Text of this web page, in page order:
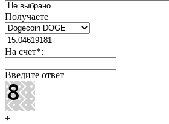
Получаете
На счет*:
Введите ответ
+